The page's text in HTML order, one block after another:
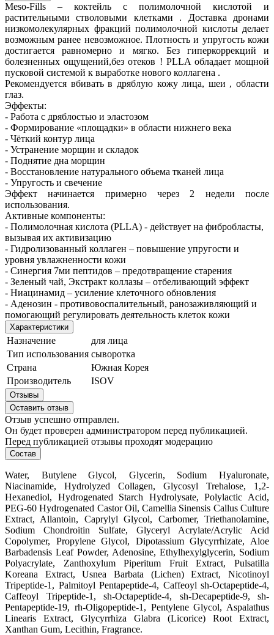
Мeso-Fills – коктейль с полимолочной кислотой и
растительными стволовыми клетками . Доставка дронами
низкомолекулярных фракций полимолочной кислоты делает
возможным ранее невозможное. Плотность и упругость кожи
достигается равномерно и мягко. Без гиперкоррекций и
болезненных ощущений,без отеков ! PLLA обладает мощной
пусковой системой к выработке нового коллагена .
Рекомендуется вбивать в дряблую кожу лица, шеи , области
глаз.
Эффекты:
- Работа с дряблостью и эластозом
- Формирование «площадки» в области нижнего века
- Чёткий контур лица
- Устранение морщин и складок
- Поднятие дна морщин
- Восстановление натурального объема тканей лица
- Упругость и свечение
Эффект начинается примерно через 2 недели после
использования.
Активные компоненты:
- Полимолочная кислота (PLLA) - действует на фибробласты,
вызывая их активизацию
- Гидролизованный коллаген – повышение упругости и
уровня увлажненности кожи
- Синергия 7ми пептидов – предотвращение старения
- Зеленый чай, Экстракт коллазы – отбеливающий эффект
- Ниацинамид – усиление клеточного обновления
- Аденозин - противовоспалительный, ранозаживляющий и
помогающий регулировать деятельность клеток кожи
Характеристики
Назначение
для лица
Тип использования сыворотка
Страна
Южная Корея
Производитель
ISOV
Отзывы
Оставить отзыв
Отзыв успешно отправлен.
Он будет проверен администратором перед публикацией.
Перед публикацией отзывы проходят модерацию
Состав
Water, Butylene Glycol, Glycerin, Sodium Hyaluronate,
Niacinamide, Hydrolyzed Collagen, Glycosyl Trehalose, 1,2-
Hexanediol, Hydrogenated Starch Hydrolysate, Polylactic Acid,
PEG-60 Hydrogenated Castor Oil, Camellia Sinensis Callus Culture
Extract, Allantoin, Caprylyl Glycol, Carbomer, Triethanolamine,
Sodium Chondroitin Sulfate, Glyceryl Acrylate/Acrylic Acid
Copolymer, Propylene Glycol, Dipotassium Glycyrrhizate, Aloe
Barbadensis Leaf Powder, Adenosine, Ethylhexylglycerin, Sodium
Polyacrylate, Zanthoxylum Piperitum Fruit Extract, Pulsatilla
Koreana Extract, Usnea Barbata (Lichen) Extract, Nicotinoyl
Tripeptide-1, Palmitoyl Pentapeptide-4, Caffeoyl sh-Octapeptide-4,
Caffeoyl Tripeptide-1, sh-Octapeptide-4, sh-Decapeptide-9, sh-
Pentapeptide-19, rh-Oligopeptide-1, Pentylene Glycol, Aspalathus
Linearis Extract, Glycyrrhiza Glabra (Licorice) Root Extract,
Xanthan Gum, Lecithin, Fragrance.